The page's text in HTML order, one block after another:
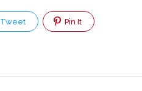
Tweet Pin It